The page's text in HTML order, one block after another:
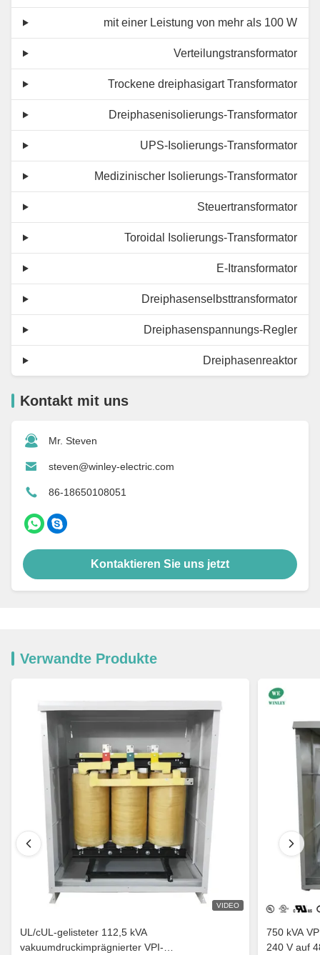
mit einer Leistung von mehr als 100 W
Verteilungstransformator
Trockene dreiphasigart Transformator
Dreiphasenisolierungs-Transformator
UPS-Isolierungs-Transformator
Medizinischer Isolierungs-Transformator
Steuertransformator
Toroidal Isolierungs-Transformator
E-Itransformator
Dreiphasenselbsttransformator
Dreiphasenspannungs-Regler
Dreiphasenreaktor
Kontakt mit uns
Mr. Steven
steven@winley-electric.com
86-18650108051
Kontaktieren Sie uns jetzt
Verwandte Produkte
VIDEO
UL/cUL-gelisteter 112,5 kVA
vakuumdruckimprägnierter VPI-
750 kVA
240 V auf